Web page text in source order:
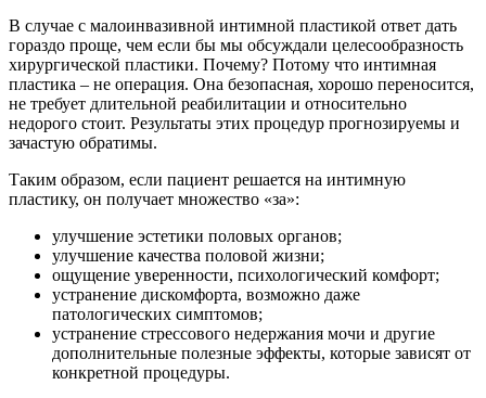
В случае с малоинвазивной интимной пластикой ответ дать
гораздо проще, чем если бы мы обсуждали целесообразность
хирургической пластики. Почему? Потому что интимная
пластика – не операция. Она безопасная, хорошо переносится,
не требует длительной реабилитации и относительно
недорого стоит. Результаты этих процедур прогнозируемы и
зачастую обратимы.
Таким образом, если пациент решается на интимную
пластику, он получает множество «за»:
улучшение эстетики половых органов;
улучшение качества половой жизни;
ощущение уверенности, психологический комфорт;
устранение дискомфорта, возможно даже
патологических симптомов;
устранение стрессового недержания мочи и другие
дополнительные полезные эффекты, которые зависят от
конкретной процедуры.